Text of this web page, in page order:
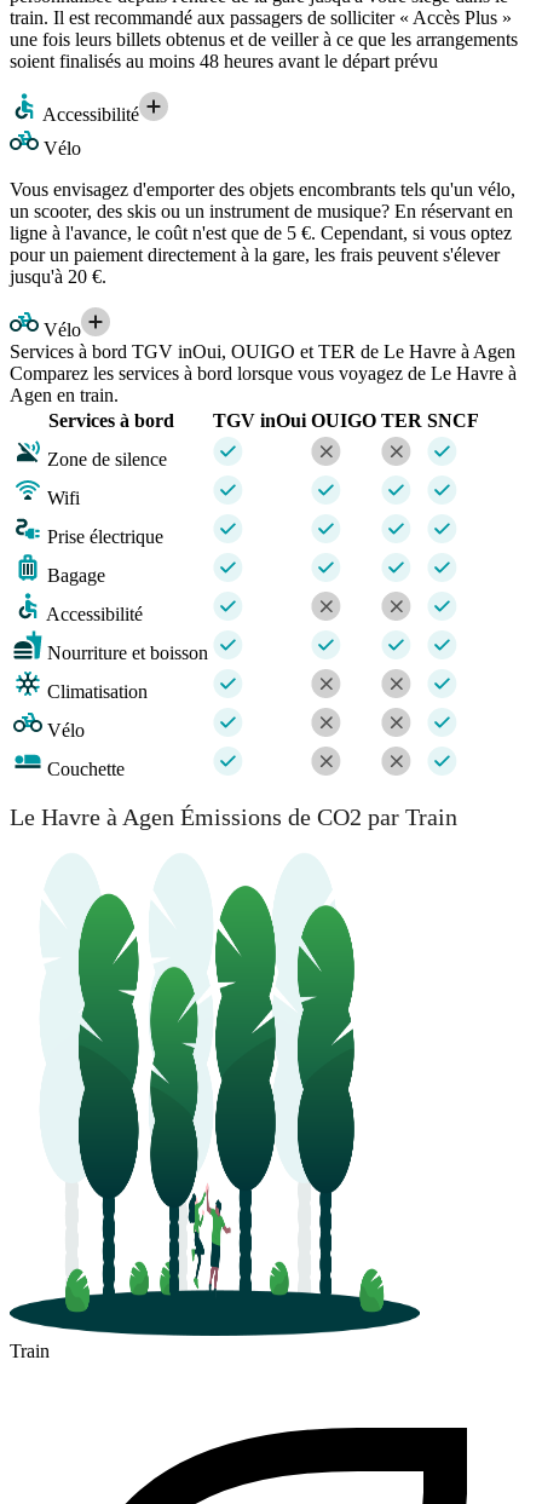
train. Il est recommandé aux passagers de solliciter « Accès Plus »
une fois leurs billets obtenus et de veiller à ce que les arrangements
soient finalisés au moins 48 heures avant le départ prévu
Accessibilité
Vélo
Vous envisagez d'emporter des objets encombrants tels qu'un vélo,
un scooter, des skis ou un instrument de musique? En réservant en
ligne à l'avance, le coût n'est que de 5 €. Cependant, si vous optez
pour un paiement directement à la gare, les frais peuvent s'élever
jusqu'à 20 €.
Vélo
Services à bord TGV inOui, OUIGO et TER de Le Havre à Agen
Comparez les services à bord lorsque vous voyagez de Le Havre à
Agen en train.
Services à bord
TGV inOui OUIGO TER SNCF
Zone de silence
Wifi
Prise électrique
Bagage
Accessibilité
Nourriture et boisson
Climatisation
Vélo
Couchette
Le Havre à Agen Émissions de CO2 par Train
Train